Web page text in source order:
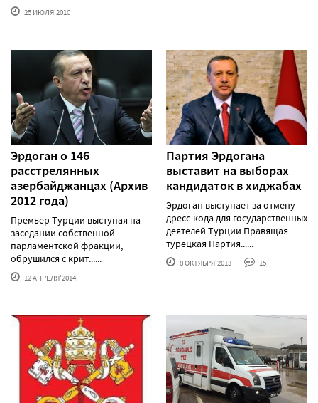
25 ИЮЛЯ'2010
Эрдоган о 146
расстрелянных
азербайджанцах (Архив
2012 года)
Премьер Турции выступая на
заседании собственной
парламентской фракции,
обрушился с крит......
12 АПРЕЛЯ'2014
Партия Эрдогана
выставит на выборах
кандидаток в хиджабах
Эрдоган выступает за отмену
дресс-кода для государственных
деятелей Турции Правящая
турецкая Партия......
8 ОКТЯБРЯ'2013 15